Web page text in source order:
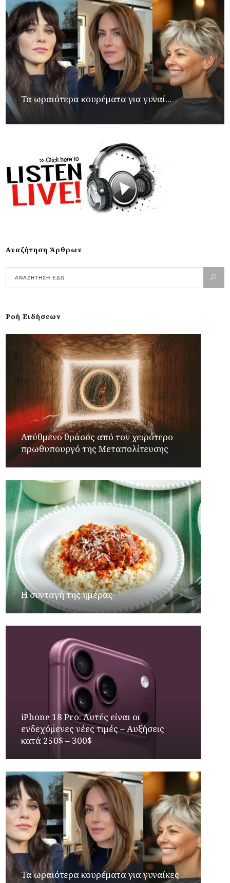
Τα ωραιότερα κουρέματα για γυναί...
Αναζήτηση Άρθρων
Ροή Ειδήσεων
Απύθμενο θράσος από τον χειρότερο
πρωθυπουργό της Μεταπολίτευσης
Η συνταγή της ημέρας
iPhone 18 Pro: Αυτές είναι οι
ενδεχόμενες νέες τιμές – Αυξήσεις
κατά 250$ – 300$
Τα ωραιότερα κουρέματα για γυναίκες